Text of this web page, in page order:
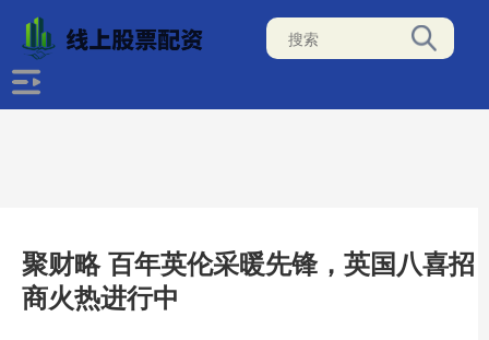
聚财略 百年英伦采暖先锋，英国八喜招
商火热进行中